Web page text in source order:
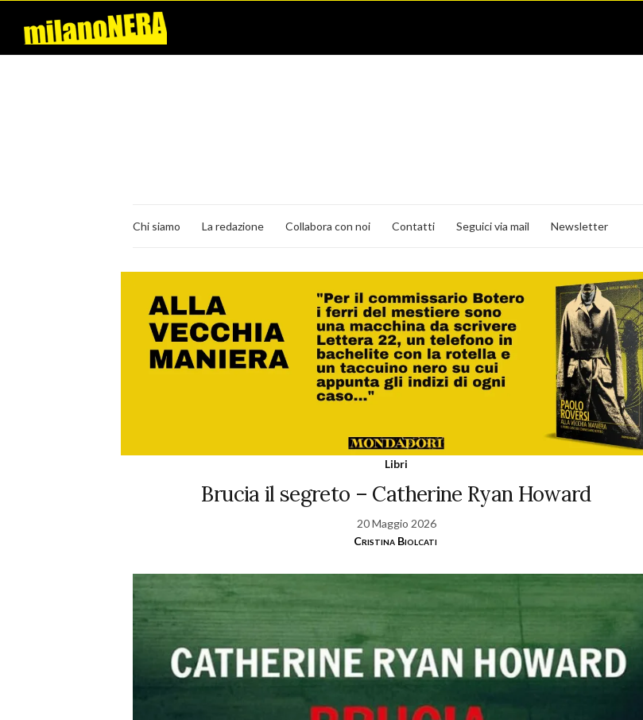
Chi siamo La redazione Collabora con noi Contatti Seguici via mail Newsletter
Libri
Brucia il segreto – Catherine Ryan Howard
20 Maggio 2026
Cristina Biolcati